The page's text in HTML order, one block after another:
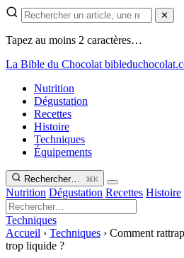
✕
Tapez au moins 2 caractères…
La Bible du Chocolat
Nutrition
Dégustation
Recettes
Histoire
Techniques
Équipements
Rechercher… ⌘K
Nutrition Dégustation Recettes Histoire
Techniques
Accueil › Techniques › Comment
trop liquide ?